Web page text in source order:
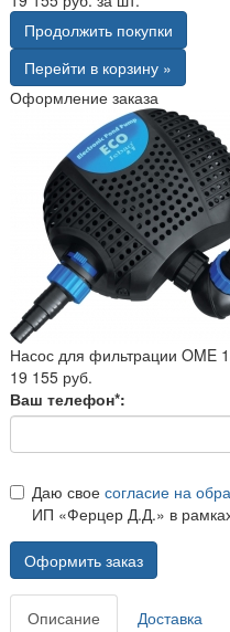
Продолжить покупки
Перейти в корзину »
Оформление заказа
Насос для фильтрации OME
19 155 руб.
Ваш телефон*:
Даю свое согласие на
ИП «Ферцер Д.Д.» в
Оформить заказ
Описание Доставка